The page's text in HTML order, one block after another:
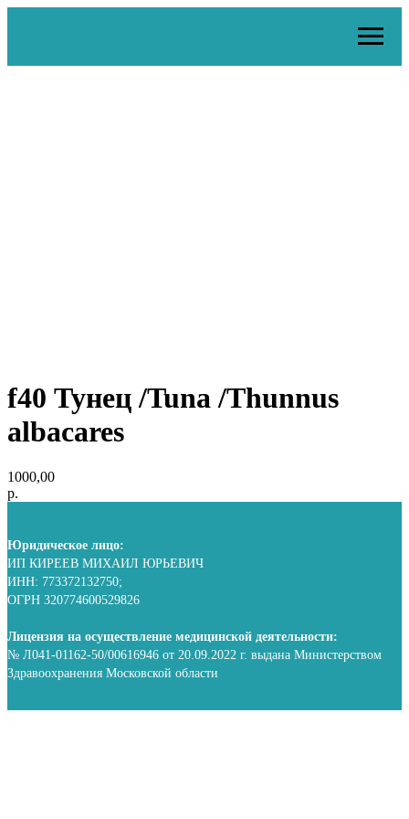
f40 Тунец /Tuna /Thunnus
albacares
1000,00
р.
Юридическое лицо:
ИП КИРЕЕВ МИХАИЛ ЮРЬЕВИЧ
ИНН: 773372132750;
ОГРН 320774600529826
Лицензия на осуществление медицинской деятельности:
№ Л041-01162-50/00616946 от 20.09.2022 г. выдана Министерством
Здравоохранения Московской области